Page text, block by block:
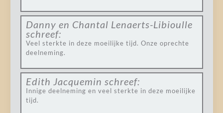
Danny en Chantal Lenaerts-Libioulle
schreef:
Veel sterkte in deze moeilijke tijd. Onze oprechte
deelneming.
Edith Jacquemin schreef:
Innige deelneming en veel sterkte in deze moeilijke
tijd.